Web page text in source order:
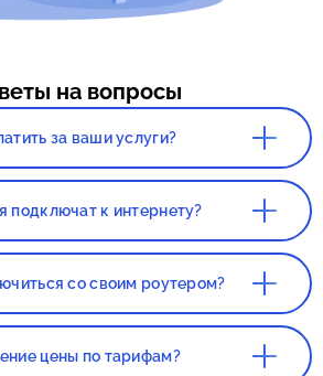
на вопросы
за ваши услуги?
же консультация со
подключат к интернету?
вашего
1-2 дней с момента
со своим роутером?
со своим
магазине, если
цены по тарифам?